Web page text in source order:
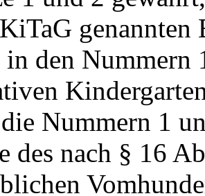
genannten
den Nummern
Nummern 1
des nach § 16